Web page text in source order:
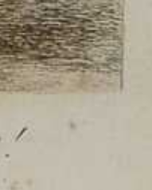
l’artista -de fet la
l’artista després de
amorosa patida amb
creia. Tot i les
Saavedra,
per la Inquisició